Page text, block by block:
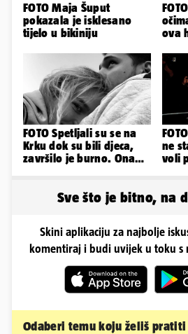
FOTO Maja Šuput
pokazala je isklesano
tijelo u bikiniju
ova
FOTO Spetljali su se na
Krku dok su bili djeca,
završilo je burno. Ona
ne
voli
Sve što je bitno, na
Skini aplikaciju za najbolje
komentiraj i budi uvijek u toku s
Odaberi temu koju želiš pratiti